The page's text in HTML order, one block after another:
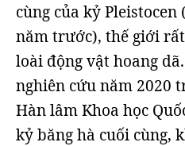
cùng của kỷ
năm trước), thế giới
loài động vật hoang
nghiên cứu năm 2020
Hàn lâm Khoa học
kỷ băng hà cuối cùng,